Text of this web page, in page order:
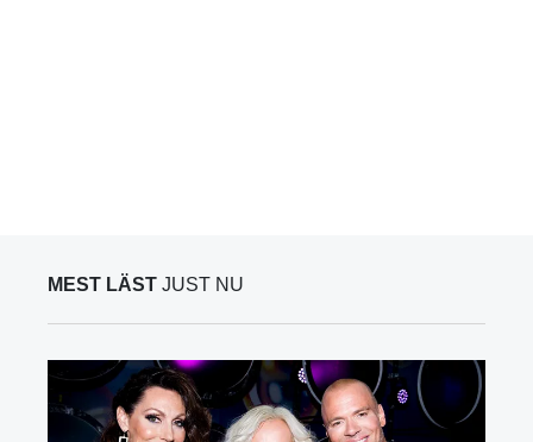
MEST LÄST JUST NU